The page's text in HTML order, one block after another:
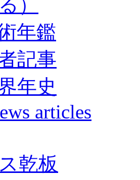
）
年鑑
記事
年史
articles
乾板